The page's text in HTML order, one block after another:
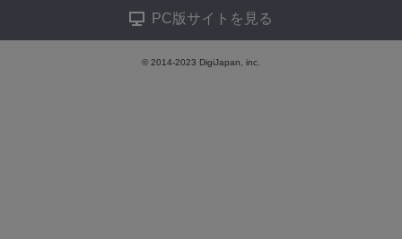
PC版サイトを見る
© 2014-2023 DigiJapan, inc.